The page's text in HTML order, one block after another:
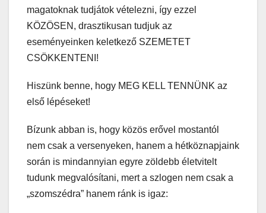
magatoknak tudjátok vételezni, így ezzel
KÖZÖSEN, drasztikusan tudjuk az
eseményeinken keletkező SZEMETET
CSÖKKENTENI!
Hiszünk benne, hogy MEG KELL TENNÜNK az
első lépéseket!
Bízunk abban is, hogy közös erővel mostantól
nem csak a versenyeken, hanem a hétköznapjaink
során is mindannyian egyre zöldebb életvitelt
tudunk megvalósítani, mert a szlogen nem csak a
„szomszédra” hanem ránk is igaz: